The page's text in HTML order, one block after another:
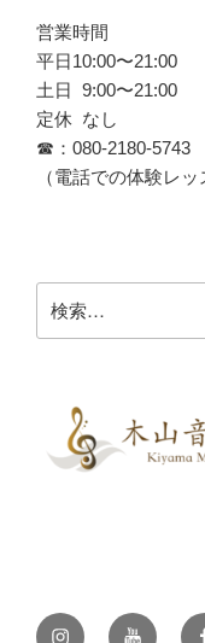
営業時間
平日10:00〜21:00
土日 9:00〜21:00
定休 なし
☎︎：080-2180-5743
（電話での体験レ
索:
InstagramYouTube